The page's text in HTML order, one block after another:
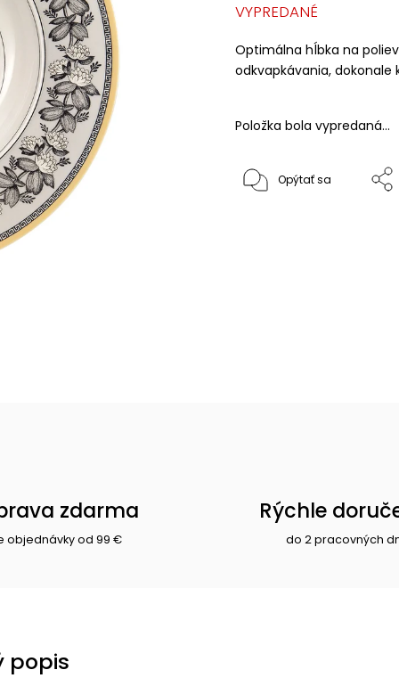
Optimálna hĺbka na
odkvapkávania,
Položka bola vypredaná…
VYPREDANÉ
Opýtať sa
zdarma
objednávky od 99 €
Rýchle
do 2 pracovných
popis